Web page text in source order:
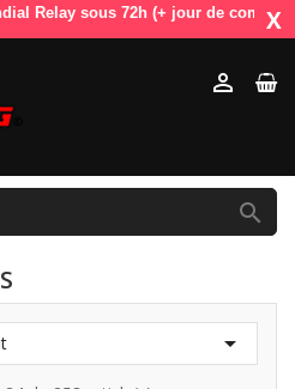
sous 72h (+ jour de commande).
X


